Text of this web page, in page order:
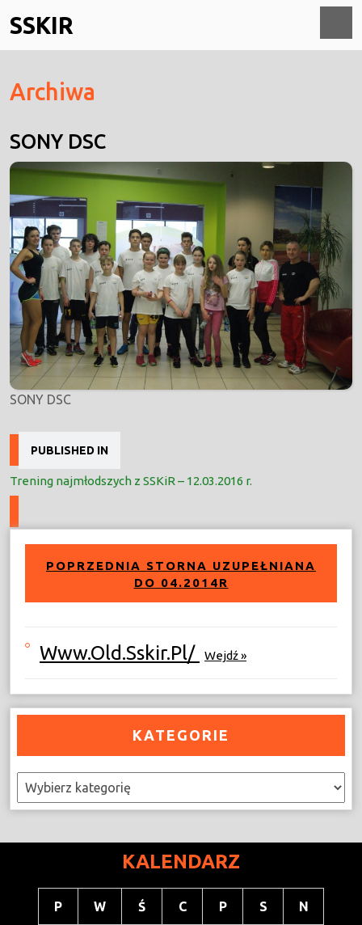
to
content
SSKIR
Archiwa
SONY DSC
SONY DSC
Nawigacja
wpisu
PUBLISHED IN
Trening najmłodszych z SSKiR – 12.03.2016 r.
POPRZEDNIA STORNA UZUPEŁNIANA
DO 04.2014R
Www.old.sskir.pl/ Wejdź »
KATEGORIE
Kategorie
KALENDARZ
P W Ś C P S N